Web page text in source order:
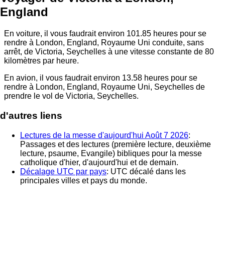
England
En voiture, il vous faudrait environ 101.85 heures pour se
rendre à London, England, Royaume Uni conduite, sans
arrêt, de Victoria, Seychelles à une vitesse constante de 80
kilomètres par heure.
En avion, il vous faudrait environ 13.58 heures pour se
rendre à London, England, Royaume Uni, Seychelles de
prendre le vol de Victoria, Seychelles.
d'autres liens
Lectures de la messe d'aujourd'hui Août 7 2026:
Passages et des lectures (première lecture, deuxième
lecture, psaume, Evangile) bibliques pour la messe
catholique d'hier, d'aujourd'hui et de demain.
Décalage UTC par pays: UTC décalé dans les
principales villes et pays du monde.